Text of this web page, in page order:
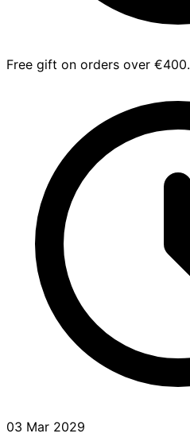
Free gift on orders over €400.
03 Mar 2029